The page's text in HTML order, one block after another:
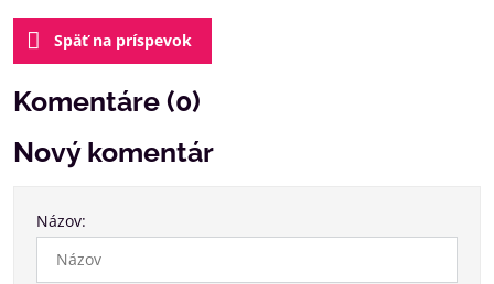
Späť na príspevok
Komentáre (0)
Nový komentár
Názov: